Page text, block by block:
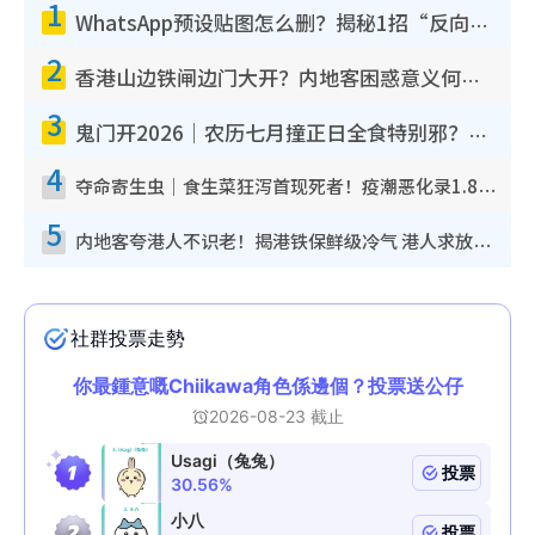
1 WhatsApp预设贴图怎么删？揭秘1招“反向操作”还原简洁界面 附3步实测教程
2 香港山边铁闸边门大开？内地客困惑意义何在！网友神回复：这种叫法理性防御
3 鬼门开2026｜农历七月撞正日全食特别邪？专家警告切忌做一事！揭4大禁忌+2招保平安
4 夺命寄生虫｜食生菜狂泻首现死者！疫潮恶化录1.8万宗病例 揭洗菜3大谬误
5 内地客夸港人不识老！揭港铁保鲜级冷气 港人求放过：别投诉